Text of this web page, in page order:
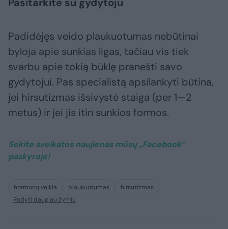
Padidėjęs veido plaukuotumas nebūtinai
byloja apie sunkias ligas, tačiau vis tiek
svarbu apie tokią būklę pranešti savo
gydytojui. Pas specialistą apsilankyti būtina,
jei hirsutizmas išsivystė staiga (per 1—2
metus) ir jei jis itin sunkios formos.
Sekite sveikatos naujienas mūsų „Facebook“
paskyroje!​
hormonų veikla plaukuotumas
hirsutizmas
Rodyti daugiau žymių